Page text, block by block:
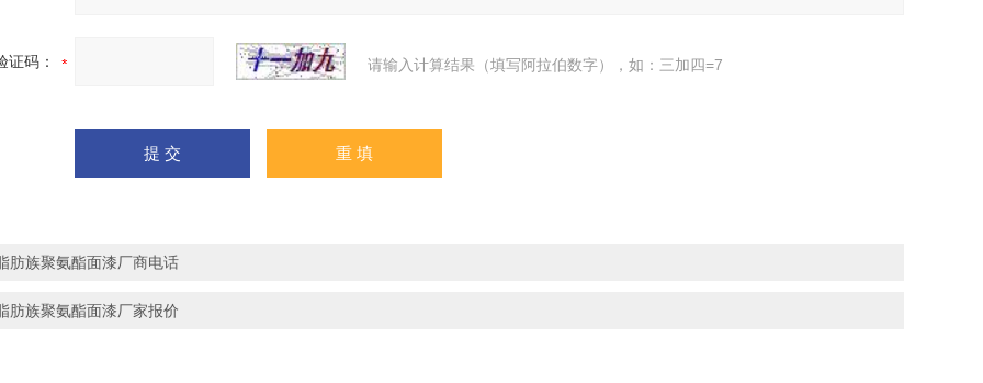
证码： 请输入计算结果（填写阿拉伯数字），如：三加四=7
肪族聚氨酯面漆厂商电话
肪族聚氨酯面漆厂家报价